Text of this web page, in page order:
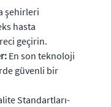
şehirleri
hasta
geçirin.
En son teknoloji
güvenli bir
Standartları-